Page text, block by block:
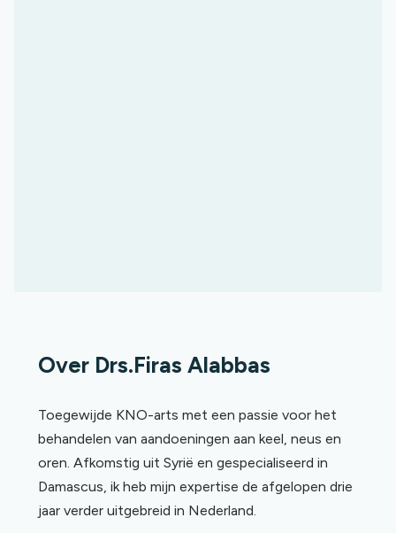
Over Drs.Firas Alabbas
Toegewijde KNO-arts met een passie voor het
behandelen van aandoeningen aan keel, neus en
oren. Afkomstig uit Syrië en gespecialiseerd in
Damascus, ik heb mijn expertise de afgelopen drie
jaar verder uitgebreid in Nederland.